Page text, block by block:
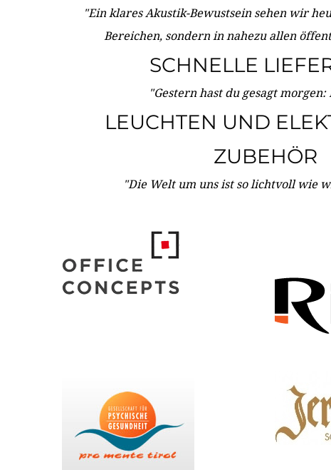
"Ein klares Akustik-Bewustsein sehen wir
Bereichen, sondern in nahezu allen
SCHNELLE
"Gestern hast du gesagt morgen:
LEUCHTEN UND
ZUBEHÖR
"Die Welt um uns ist so lichtvoll wie